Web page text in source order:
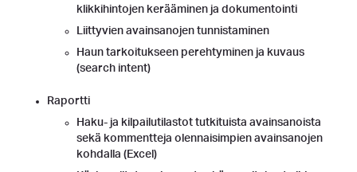
klikkihintojen kerääminen ja dokumentointi
Liittyvien avainsanojen tunnistaminen
Haun tarkoitukseen perehtyminen ja kuvaus
(search intent)
Raportti
Haku- ja kilpailutilastot tutkituista avainsanoista
sekä kommentteja olennaisimpien avainsanojen
kohdalla (Excel)